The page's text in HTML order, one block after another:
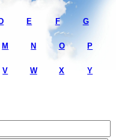
D E F G
M N O P
V W X Y